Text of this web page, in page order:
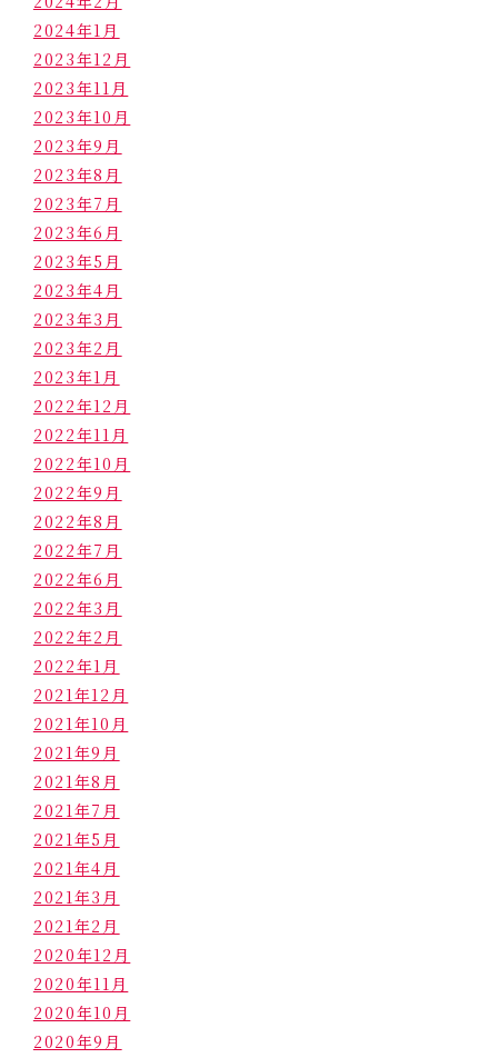
2024年1月
2023年12月
2023年11月
2023年10月
2023年9月
2023年8月
2023年7月
2023年6月
2023年5月
2023年4月
2023年3月
2023年2月
2023年1月
2022年12月
2022年11月
2022年10月
2022年9月
2022年8月
2022年7月
2022年6月
2022年3月
2022年2月
2022年1月
2021年12月
2021年10月
2021年9月
2021年8月
2021年7月
2021年5月
2021年4月
2021年3月
2021年2月
2020年12月
2020年11月
2020年10月
2020年9月